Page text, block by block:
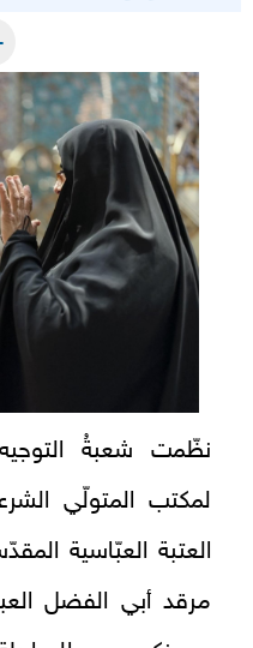
نظّمت شعبةُ التوجيه
لمكتب المتولّي
العتبة العبّاسية
مرقد أبي الفضل